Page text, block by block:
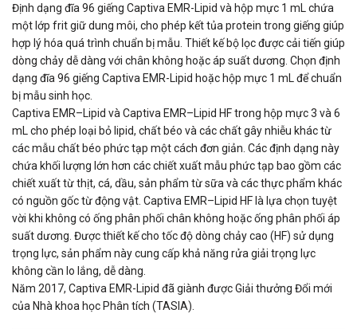
Định dạng đĩa 96 giếng Captiva EMR-Lipid và hộp mực 1 mL chứa
một lớp frit giữ dung môi, cho phép kết tủa protein trong giếng giúp
hợp lý hóa quá trình chuẩn bị mẫu. Thiết kế bộ lọc được cải tiến giúp
dòng chảy dễ dàng với chân không hoặc áp suất dương. Chọn định
dạng đĩa 96 giếng Captiva EMR-Lipid hoặc hộp mực 1 mL để chuẩn
bị mẫu sinh học.
Captiva EMR–Lipid và Captiva EMR–Lipid HF trong hộp mực 3 và 6
mL cho phép loại bỏ lipid, chất béo và các chất gây nhiễu khác từ
các mẫu chất béo phức tạp một cách đơn giản. Các định dạng này
chứa khối lượng lớn hơn các chiết xuất mẫu phức tạp bao gồm các
chiết xuất từ ​​thịt, cá, dầu, sản phẩm từ sữa và các thực phẩm khác
có nguồn gốc từ động vật. Captiva EMR–Lipid HF là lựa chọn tuyệt
vời khi không có ống phân phối chân không hoặc ống phân phối áp
suất dương. Được thiết kế cho tốc độ dòng chảy cao (HF) sử dụng
trọng lực, sản phẩm này cung cấp khả năng rửa giải trọng lực
không cần lo lắng, dễ dàng.
Năm 2017, Captiva EMR-Lipid đã giành được Giải thưởng Đổi mới
của Nhà khoa học Phân tích (TASIA).